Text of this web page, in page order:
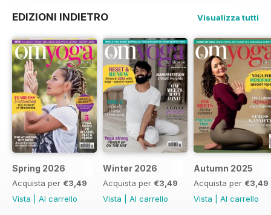
EDIZIONI INDIETRO Visualizza tutti
Spring 2026
Acquista per €3,49
Vista
Al carrello
Winter 2026
Acquista per €3,49
Vista
Al carrello
Autumn 2025
Acquista per €3,49
Vista
Al carrello